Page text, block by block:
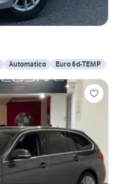
Automatico Euro 6d-TEMP